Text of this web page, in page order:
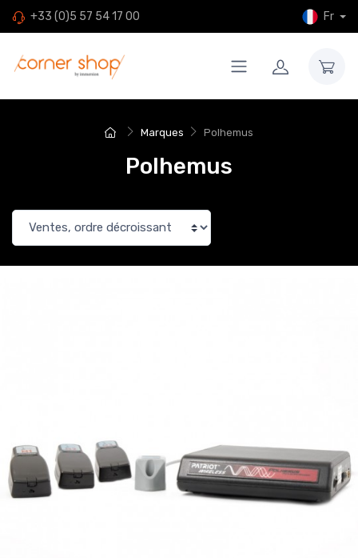
+33 (0)5 57 54 17 00 Fr
Marques Polhemus
Polhemus